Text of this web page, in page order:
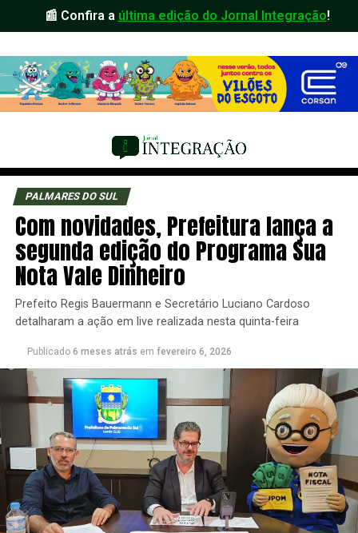
📰 Confira a última edição do Jornal Integração!
PALMARES DO SUL
Com novidades, Prefeitura lança a
segunda edição do Programa Sua
Nota Vale Dinheiro
Prefeito Regis Bauermann e Secretário Luciano Cardoso
detalharam a ação em live realizada nesta quinta-feira
Publicado 6 meses atrás em fevereiro 6, 2026